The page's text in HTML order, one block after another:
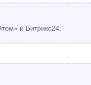
и Битрикс24.